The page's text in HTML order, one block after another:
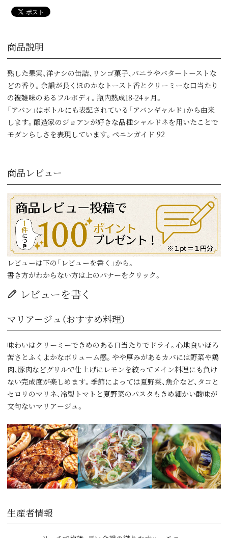
商品説明
熟した果実、洋ナシの缶詰、リンゴ菓子、バニラやバタートーストな
どの香り。余韻が長くほのかなトースト香とクリーミーな口当たり
の複雑味のあるフルボディ。瓶内熟成18-24ヶ月。
「アバン」はボトルにも表記されている「アバンギャルド」から由来
します。醸造家のジョアンが好きな品種シャルドネを用いたことで
モダンらしさを表現しています。ぺニンガイド 92
商品レビュー
レビューは下の「レビューを書く」から。
書き方がわからない方は上のバナーをクリック。
レビューを書く
マリアージュ（おすすめ料理）
味わいはクリーミーできめのある口当たりでドライ。心地良いほろ
苦さとふくよかなボリューム感。やや厚みがあるカバには野菜や鶏
肉、豚肉などグリルで仕上げにレモンを絞ってメイン料理にも負け
ない完成度が楽しめます。季節によっては夏野菜、魚介など、タコと
セロリのマリネ、冷製トマトと夏野菜のパスタもきめ細かい酸味が
文句ないマリアージュ。
生産者情報